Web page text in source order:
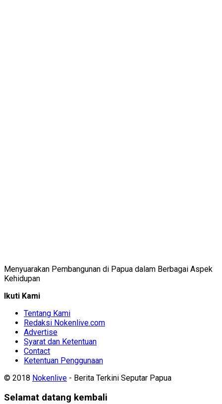
Menyuarakan Pembangunan di Papua dalam Berbagai Aspek
Kehidupan
Ikuti Kami
Tentang Kami
Redaksi Nokenlive.com
Advertise
Syarat dan Ketentuan
Contact
Ketentuan Penggunaan
© 2018 Nokenlive - Berita Terkini Seputar Papua
Selamat datang kembali